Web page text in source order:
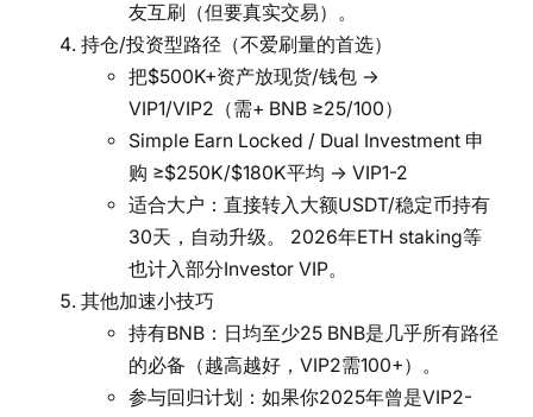
友互刷（但要真实交易）。
持仓/投资型路径（不爱刷量的首选）
把$500K+资产放现货/钱包 →
VIP1/VIP2（需+ BNB ≥25/100）
Simple Earn Locked / Dual Investment 申
购 ≥$250K/$180K平均 → VIP1-2
适合大户：直接转入大额USDT/稳定币持有
30天，自动升级。 2026年ETH staking等
也计入部分Investor VIP。
其他加速小技巧
持有BNB：日均至少25 BNB是几乎所有路径
的必备（越高越好，VIP2需100+）。
参与回归计划：如果你2025年曾是VIP2-